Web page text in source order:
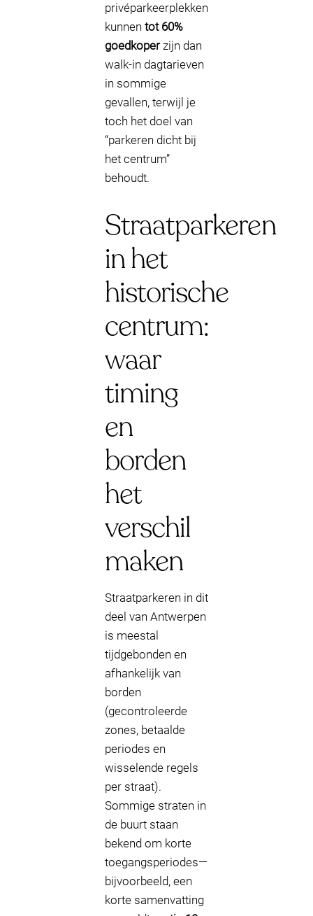
privéparkeerplekken
kunnen tot 60%
goedkoperzijn dan
walk-in dagtarieven
in sommige
gevallen, terwijl je
toch het doel van
“parkeren dicht bij
het centrum”
behoudt.
Straatparkeren
in het
historische
centrum:
waar
timing
en
borden
het
verschil
maken
Straatparkeren in dit
deel van Antwerpen
is meestal
tijdgebonden en
afhankelijk van
borden
(gecontroleerde
zones, betaalde
periodes en
wisselende regels
per straat).
Sommige straten in
de buurt staan
bekend om korte
toegangsperiodes—
bijvoorbeeld, een
korte samenvatting